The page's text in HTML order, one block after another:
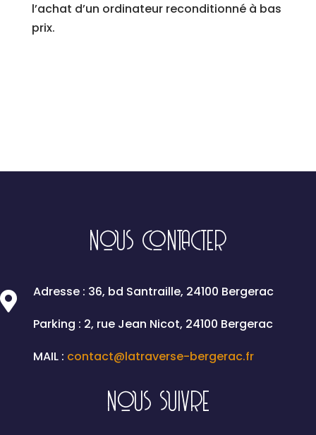
l’achat d’un ordinateur reconditionné à bas
prix.
NOUS CONTACTER

Adresse : 36, bd Santraille, 24100 Bergerac
Parking : 2, rue Jean Nicot, 24100 Bergerac
MAIL : contact@latraverse-bergerac.fr
NOUS SUIVRE